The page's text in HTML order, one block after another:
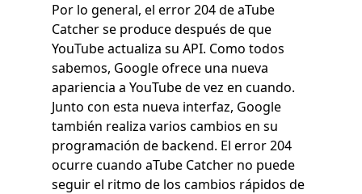
Por lo general, el error 204 de aTube
Catcher se produce después de que
YouTube actualiza su API. Como todos
sabemos, Google ofrece una nueva
apariencia a YouTube de vez en cuando.
Junto con esta nueva interfaz, Google
también realiza varios cambios en su
programación de backend. El error 204
ocurre cuando aTube Catcher no puede
seguir el ritmo de los cambios rápidos de